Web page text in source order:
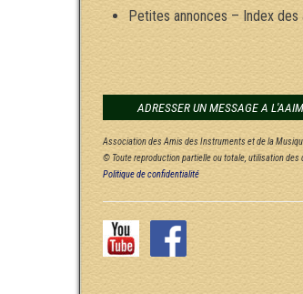
Petites annonces – Index des
ADRESSER UN MESSAGE A
Association des Amis des Instruments et de la
© Toute reproduction partielle ou totale, utilisation
Politique de confidentialité